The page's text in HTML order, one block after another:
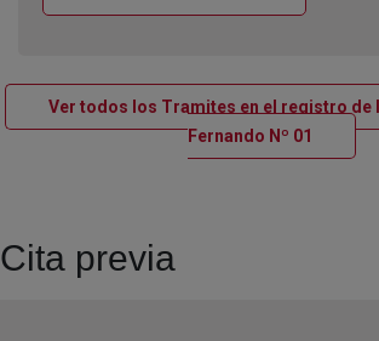
Ver todos los Tramites en el registro de
Fernando Nº 01
Cita previa